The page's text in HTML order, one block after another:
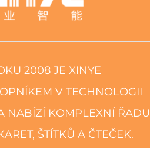
2008 JE XINYE
V TECHNOLOGII
NABÍZÍ KOMPLEXNÍ ŘADU
ŠTÍTKŮ A ČTEČEK.